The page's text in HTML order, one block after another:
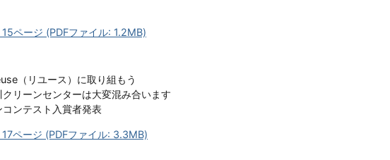
ページ (PDFファイル: 1.2MB)
（リユース）に取り組もう
リーンセンターは大変混み合います
ンテスト入賞者発表
ページ (PDFファイル: 3.3MB)